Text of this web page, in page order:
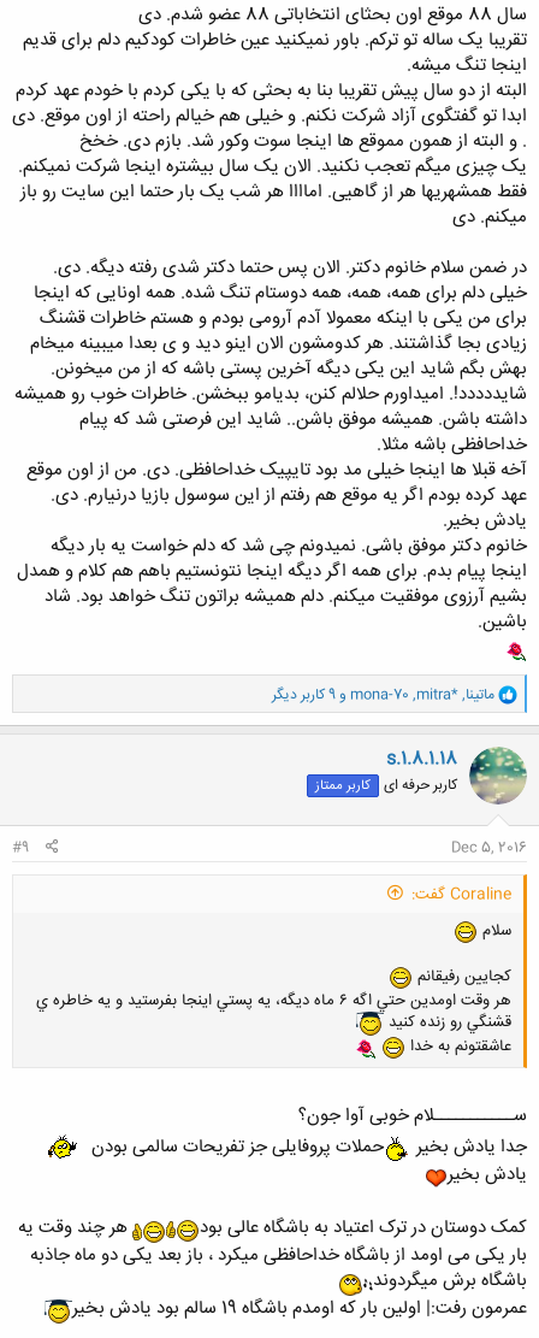
يادش بخير چقد معتاد بوديم
اون موقع معتاد شدن حرمت داشت
همينكه روزي ٥،٦ ساعت آنلاين ميشديم از خودمون خجالت ميكشيديم :دي يه
وقتايي هم دوستامون بهمون كمك ميكردن مصرفمونو كم كنيم
چي؟ ملت ٢٤ ساعت سرشون تو گوشيه ولي اسم كسي معتاد نيست :|
هيييي روزگار
من موقعي كه اينجا عضو شدم ١٩ سالم بود .. الان ٢٥ سال ..... عمري گذشت
هاااااا
فك كن
دوستاي جديد .. يادش بخير اسپم پارتي
با بچه ها قرار ميزاشتيم حمله
كنيم پروفايل فلاني : )) تو نيم ساعت شايد ٢٠٠ تا پيام جديد تو پروفايلش
مينوشتيم
همش هم شكلك و اسمايلي و اين چيزا
كجايين رفيقانم
هر وقت اومدين حتي اگه ٦ ماه ديگه، يه پستي اينجا بفرستيد و يه خاطره ي
قشنگي رو زنده كنيد
عاشقتونم به خدا
سال 88 موقع اون بحثای انتخاباتی 88 عضو شدم. دی
تقریبا یک ساله تو ترکم. باور نمیکنید عین خاطرات کودکیم دلم برای قدیم
اینجا تنگ میشه.
البته از دو سال پیش تقریبا بنا به بحثی که با یکی کردم با خودم عهد کردم
ابدا تو گفتگوی آزاد شرکت نکنم. و خیلی هم خیالم راحته از اون موقع. دی
. و البته از همون مموقع ها اینجا سوت وکور شد. بازم دی. خخخ
یک چیزی میگم تعجب نکنید. الان یک سال بیشتره اینجا شرکت نمیکنم.
فقط همشهریها هر از گاهیی. اماااا هر شب یک بار حتما این سایت رو باز
میکنم. دی
در ضمن سلام خانوم دکتر. الان پس حتما دکتر شدی رفته دیگه. دی.
خیلی دلم برای همه، همه، همه دوستام تنگ شده. همه اونایی که اینجا
برای من یکی با اینکه معمولا آدم آرومی بودم و هستم خاطرات قشنگ
زیادی بجا گذاشتند. هر کدومشون الان اینو دید و ی بعدا میبینه میخام
بهش بگم شاید این یکی دیگه آخرین پستی باشه که از من میخونن.
شایددددد!. امیداورم حلالم کنن، بدیامو ببخشن. خاطرات خوب رو همیشه
داشته باشن. همیشه موفق باشن.. شاید این فرصتی شد که پیام
خداحافظی باشه مثلا.
آخه قبلا ها اینجا خیلی مد بود تایپیک خداحافظی. دی. من از اون موقع
عهد کرده بودم اگر یه موقع هم رفتم از این سوسول بازیا درنیارم. دی.
یادش بخیر.
خانوم دکتر موفق باشی. نمیدونم چی شد که دلم خواست یه بار دیگه
اینجا پیام بدم. برای همه اگر دیگه اینجا نتونستیم باهم هم کلام و همدل
بشیم آرزوی موفقیت میکنم. دلم همیشه براتون تنگ خواهد بود. شاد
باشین.
و
ا
ک
ن
ش
ه
ا
ماتینا,
mitra*
,
mona-70 و 9 کاربر دیگر
s.1.8.1.18
کاربر حرفه ای کاربر ممتاز
Dec 5, 2016
#9
Coraline گفت:
سلام
كجايين رفيقانم
هر وقت اومدين حتي اگه ٦ ماه ديگه، يه پستي اينجا بفرستيد و يه خاطره ي
قشنگي رو زنده كنيد
عاشقتونم به خدا
ســـــــــــلام خوبی آوا جون؟
جدا یادش بخیر
حملات پروفایلی جز تفریحات سالمی بودن
یادش بخیر
کمک دوستان در ترک اعتیاد به باشگاه عالی بود
هر چند وقت یه
بار یکی می اومد از باشگاه خداحافظی میکرد ، باز بعد یکی دو ماه جاذبه
باشگاه برش میگردوند
عمرمون رفت:| اولین بار که اومدم باشگاه 19 سالم بود یادش بخیر